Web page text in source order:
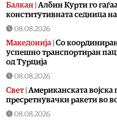
Балкан Албин Курти го гаѓаа
конститутивната седница
08.08.2026
Македонија Со
успешно транспортиран
од Турција
08.08.2026
Свет| Американската
пресретнувачки ракети во
08.08.2026